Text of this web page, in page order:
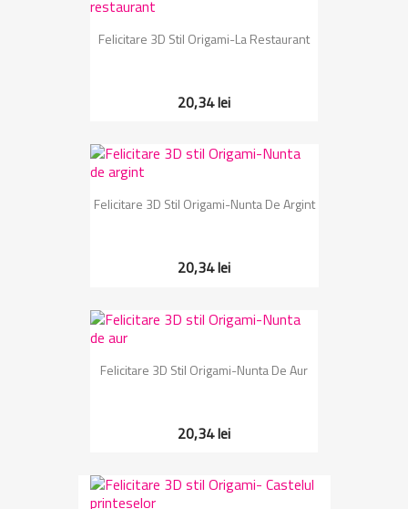
Felicitare 3D Stil Origami-La Restaurant
20,34 lei
Felicitare 3D Stil Origami-Nunta De Argint
20,34 lei
Felicitare 3D Stil Origami-Nunta De Aur
20,34 lei